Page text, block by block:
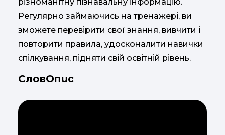
Регулярно займаючись на тренажері, ви
зможете перевірити свої знання, вивчити і
повторити правила, удосконалити навички
спілкування, підняти свій освітній рівень.
СловОпис